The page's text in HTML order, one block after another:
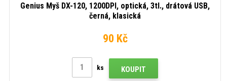
Genius Myš DX-120, 1200DPI, optická, 3tl., drátová USB,
černá, klasická
90 Kč
ks KOUPIT